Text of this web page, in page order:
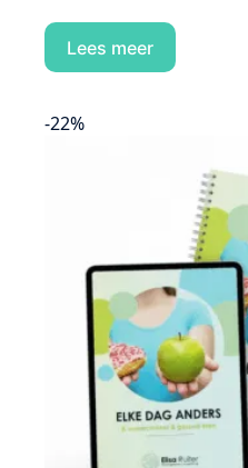
Lees meer
-22%